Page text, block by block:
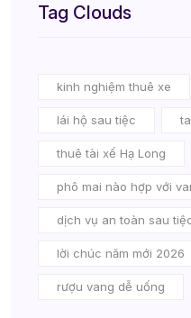
Tag Clouds
kinh nghiệm thuê xe
lái hộ sau tiệc
thuê tài xế Hạ Long
phô mai nào hợp với
dịch vụ an toàn sau
lời chúc năm mới 2026
rượu vang dễ uống